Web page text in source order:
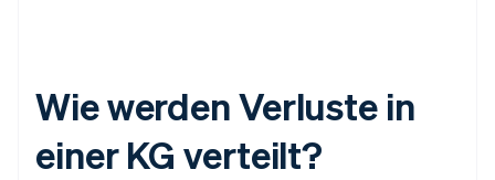
Wie werden Verluste in
einer KG verteilt?